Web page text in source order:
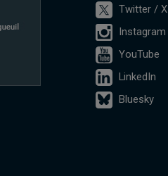
Twitter / X
Instagram
YouTube
LinkedIn
Bluesky